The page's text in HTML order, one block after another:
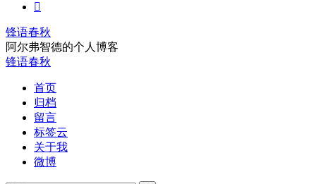

锋语春秋
阿尔弗智德的个人博客
锋语春秋
首页
归档
留言
标签云
关于我
微博